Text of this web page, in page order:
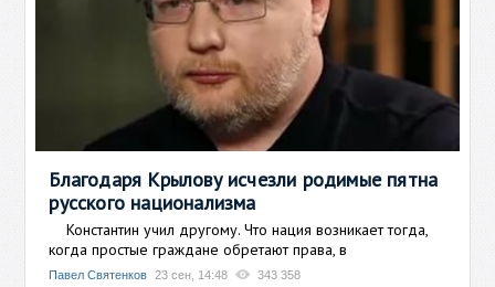
Благодаря Крылову исчезли родимые пятна
русского национализма
Константин учил другому. Что нация возникает тогда,
когда простые граждане обретают права, в
Павел Святенков 23 сен, 14:48 343 358